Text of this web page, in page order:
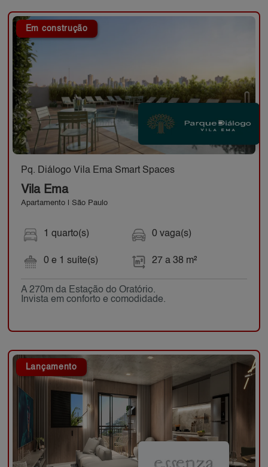
Em construção
Pq. Diálogo Vila Ema Smart Spaces
Vila Ema
Apartamento | São Paulo
1 quarto(s)
0 e 1 suíte(s)
0 vaga(s)
27 a 38 m²
A 270m da Estação do Oratório.
Invista em conforto e comodidade.
Lançamento